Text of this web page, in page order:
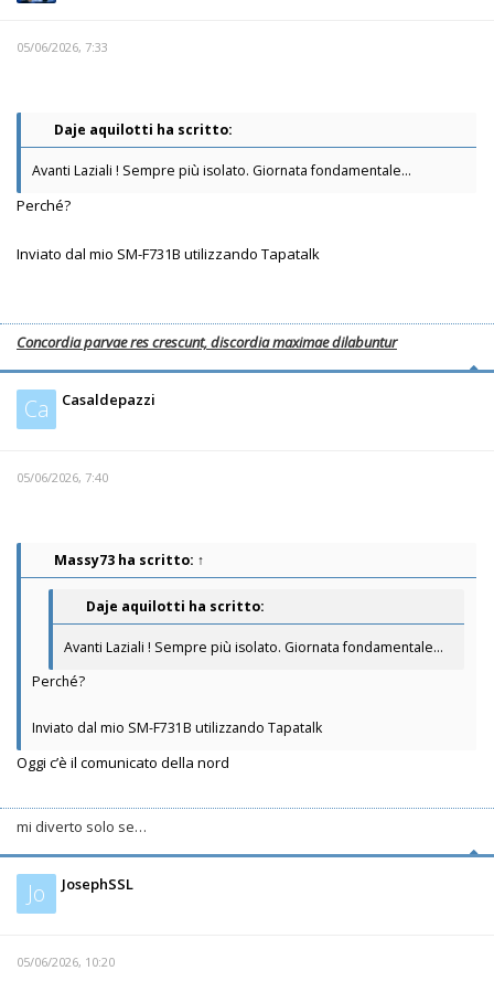
05/06/2026, 7:33
Daje aquilotti ha scritto:
Avanti Laziali ! Sempre più isolato. Giornata fondamentale...
Perché?
Inviato dal mio SM-F731B utilizzando Tapatalk
Concordia parvae res crescunt, discordia maximae dilabuntur
Ca Casaldepazzi
05/06/2026, 7:40
Massy73 ha scritto: ↑
Daje aquilotti ha scritto:
Avanti Laziali ! Sempre più isolato. Giornata fondamentale...
Perché?
Inviato dal mio SM-F731B utilizzando Tapatalk
Oggi c’è il comunicato della nord
mi diverto solo se…
Jo JosephSSL
05/06/2026, 10:20